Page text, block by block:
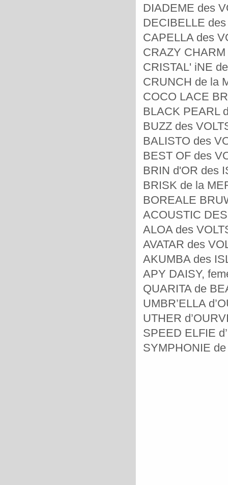
DIADEME des
DECIBELLE
CAPELLA des
CRAZY
CRISTAL' iNE
CRUNCH de la
COCO LACE
BLACK PEARL
BUZZ des
BALISTO des
BEST OF des
BRIN d'OR des
BRISK de la
BOREALE
ACOUSTIC
ALOA des
AVATAR des
AKUMBA des
APY DAISY,
QUARITA de
UMBR’ELLA
UTHER
SPEED ELFIE
SYMPHONIE